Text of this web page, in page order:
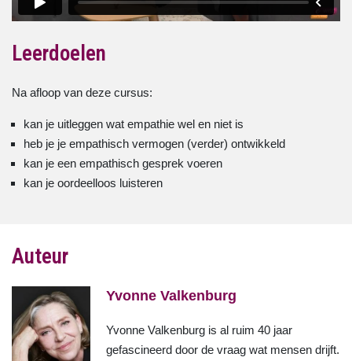
Leerdoelen
Na afloop van deze cursus:
kan je uitleggen wat empathie wel en niet is
heb je je empathisch vermogen (verder) ontwikkeld
kan je een empathisch gesprek voeren
kan je oordeelloos luisteren
Auteur
Yvonne Valkenburg
Yvonne Valkenburg is al ruim 40 jaar
gefascineerd door de vraag wat mensen drijft.